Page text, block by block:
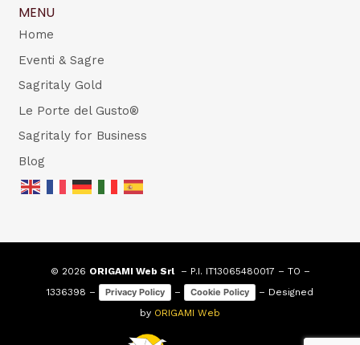
MENU
Home
Eventi & Sagre
Sagritaly Gold
Le Porte del Gusto®
Sagritaly for Business
Blog
© 2026 ORIGAMI Web Srl– P.I. IT13065480017 – TO –
1336398 –
Privacy Policy – Cookie Policy
– Designed
by ORIGAMI Web